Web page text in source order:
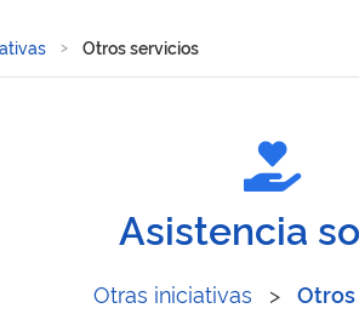
Otros servicios
Asistencia
Otras iniciativas >